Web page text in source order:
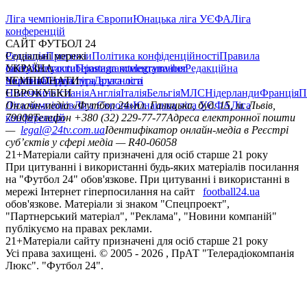
Ліга чемпіонівЛіга ЄвропиЮнацька ліга УЄФАЛіга
конференцій
САЙТ ФУТБОЛ 24
РедакціяПрогнозиПолітика конфіденційностіПравила
сайтуКонтактиПравила коментуванняРедакційна
політикаСтруктура власності
Соціальні мережі
facebookxyoutubeinstagramtelegramviber
УКРАЇНА
УкраїнаПерша лігаДруга ліга
ЧЕМПІОНАТИ
НімеччинаІспаніяАнгліяІталіяБельгіяМЛСНідерландиФранція
ЄВРОКУБКИ
Ліга чемпіонівЛіга ЄвропиЮнацька ліга УЄФАЛіга
конференцій
Онлайн-медіа «Футбол 24»пл. Галицька, буд. 15, м. Львів,
79008Телефон +380 (32) 229-77-77Адреса електронної пошти
— legal@24tv.com.uaІдентифікатор онлайн-медіа в Реєстрі
суб’єктів у сфері медіа — R40-06058
21+Матеріали сайту призначені для осіб старше 21 року
При цитуванні і використанні будь-яких матеріалів посилання
на "Футбол 24" обов'язкове. При цитуванні і використанні в
мережі Інтернет гіперпосилання на сайт
football24.ua
обов'язкове. Матеріали зі знаком "Спецпроект",
"Партнерський матеріал", "Реклама", "Новини компаній"
публікуємо на правах реклами.
21+Матеріали сайту призначені для осіб старше 21 року
Усi права захищенi. © 2005 - 2026 , ПрАТ "Телерадіокомпанія
Люкс". "Футбол 24".